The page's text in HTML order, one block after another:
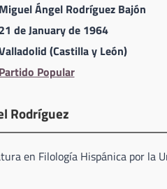
Miguel Ángel Rodríguez Bajón
21 de January de 1964
(Castilla y León)
Partido Popular
Rodríguez
en Filología Hispánica por la